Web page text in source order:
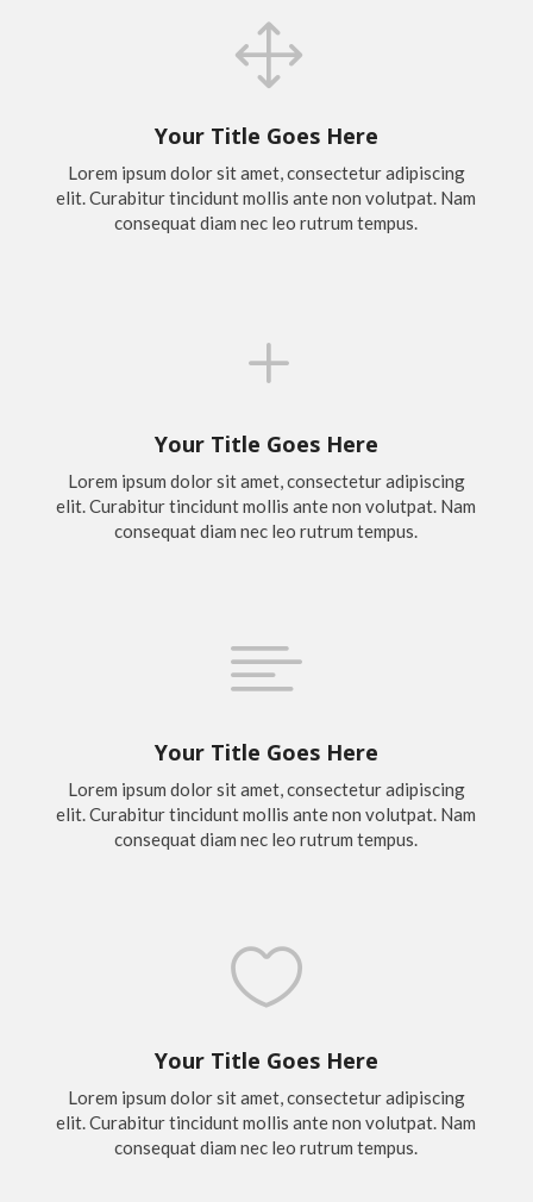
1
Your Title Goes Here
Lorem ipsum dolor sit amet, consectetur adipiscing
elit. Curabitur tincidunt mollis ante non volutpat. Nam
consequat diam nec leo rutrum tempus.
L
Your Title Goes Here
Lorem ipsum dolor sit amet, consectetur adipiscing
elit. Curabitur tincidunt mollis ante non volutpat. Nam
consequat diam nec leo rutrum tempus.

Your Title Goes Here
Lorem ipsum dolor sit amet, consectetur adipiscing
elit. Curabitur tincidunt mollis ante non volutpat. Nam
consequat diam nec leo rutrum tempus.

Your Title Goes Here
Lorem ipsum dolor sit amet, consectetur adipiscing
elit. Curabitur tincidunt mollis ante non volutpat. Nam
consequat diam nec leo rutrum tempus.